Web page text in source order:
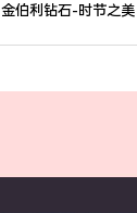
金伯利钻石-时节之美